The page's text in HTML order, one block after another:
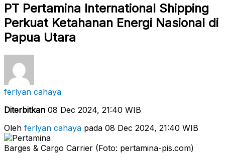
PT Pertamina International Shipping
Perkuat Ketahanan Energi Nasional di
Papua Utara
ferlyan cahaya
Diterbitkan 08 Dec 2024, 21:40 WIB
Oleh ferlyan cahaya pada 08 Dec 2024, 21:40 WIB
Barges & Cargo Carrier (Foto: pertamina-pis.com)